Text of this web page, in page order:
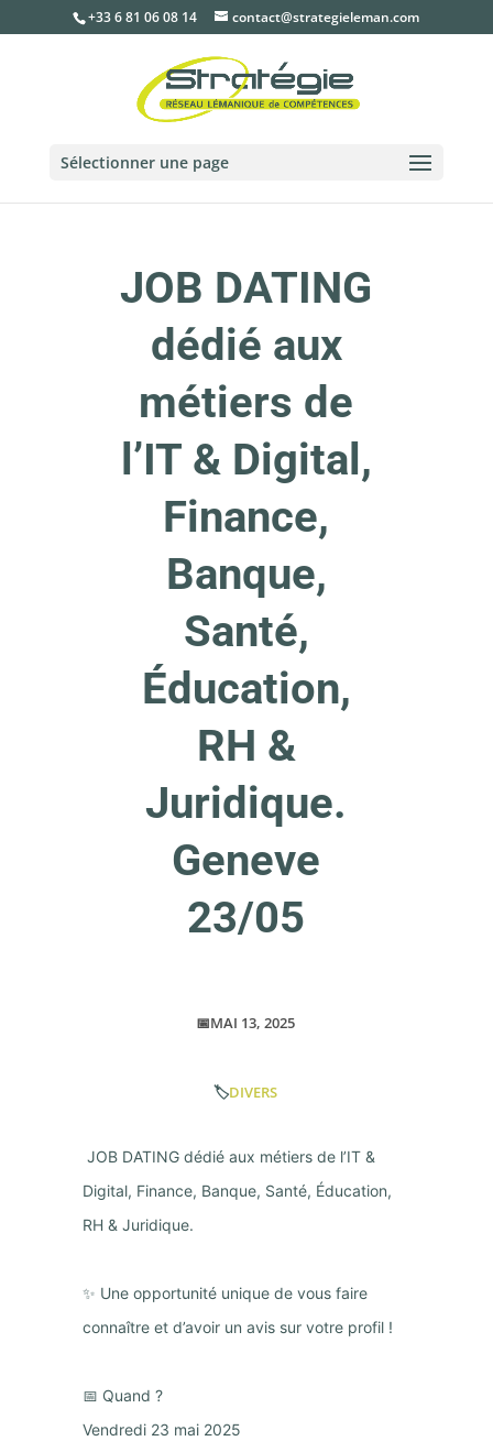
+33 6 81 06 08 14 contact@strategieleman.com
Sélectionner une page
JOB DATING
dédié aux
métiers de
l’IT & Digital,
Finance,
Banque,
Santé,
Éducation,
RH &
Juridique.
Geneve
23/05
📅MAI 13, 2025
🏷️DIVERS
JOB DATING dédié aux métiers de l’IT &
Digital, Finance, Banque, Santé, Éducation,
RH & Juridique.
✨ Une opportunité unique de vous faire
connaître et d’avoir un avis sur votre profil !
📅 Quand ?
Vendredi 23 mai 2025